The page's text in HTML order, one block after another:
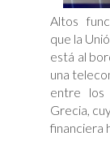
Altos
que la
está al
una
entre los
Grecia,
financiera